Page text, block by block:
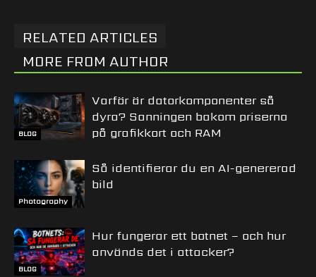
RELATED ARTICLES
MORE FROM AUTHOR
BLOG
Varför är datorkomponenter så
dyra? Sanningen bakom priserna
på grafikkort och RAM
Photography
Så identifierar du en AI-genererad
bild
BLOG
Hur fungerar ett botnet – och hur
används det i attacker?